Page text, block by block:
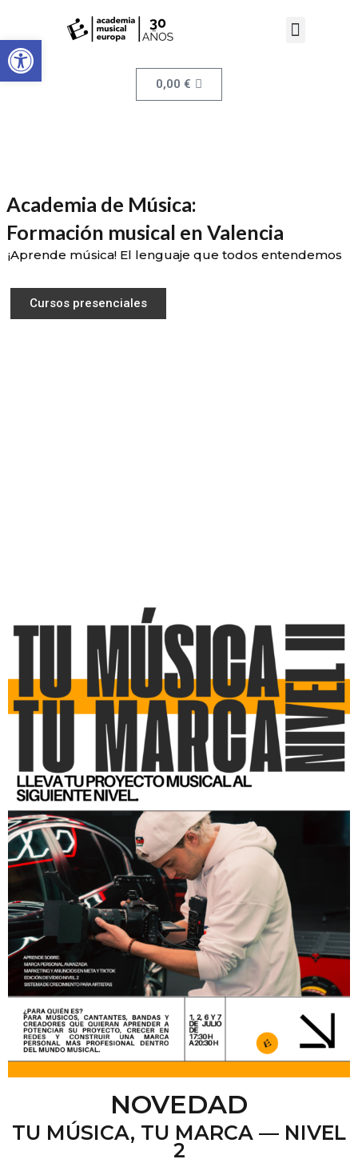
Abrir barra de herramientas
0,00€
Academia de Música:
Formación musical en Valencia
¡Aprende música! El lenguaje que todos entendemos
Cursos presenciales
NOVEDAD
TU MÚSICA, TU MARCA — NIVEL
2